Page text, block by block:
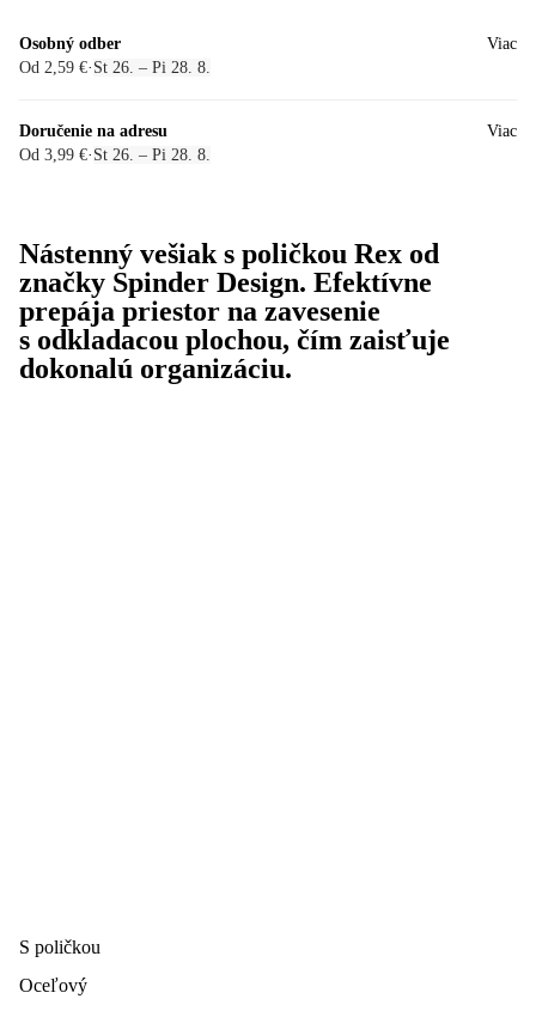
Osobný odber
Od 2,59 €· St 26. – Pi 28. 8.
Viac
Doručenie na adresu
Od 3,99 €· St 26. – Pi 28. 8.
Viac
Nástenný vešiak s poličkou Rex od
značky Spinder Design. Efektívne
prepája priestor na zavesenie
s odkladacou plochou, čím zaisťuje
dokonalú organizáciu.
S poličkou
Oceľový